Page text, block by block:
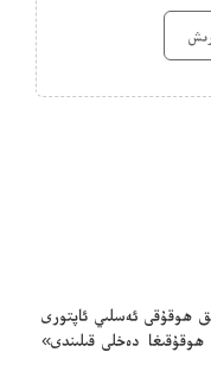
ھوقۇقى ئەسلىي ئاپتورى
دەخلى قىلىندى»